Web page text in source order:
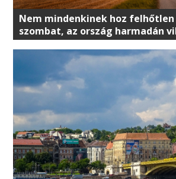
Nem mindenkinek hoz
szombat, az ország harmadán
lehetnek